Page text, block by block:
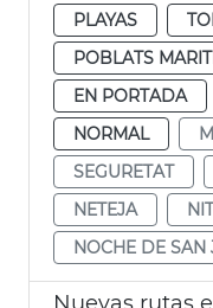
PLAYAS
POBLATS
EN PORTADA
NORMAL
SEGURETAT
NETEJA
NOCHE DE SAN
Nuevas rutas